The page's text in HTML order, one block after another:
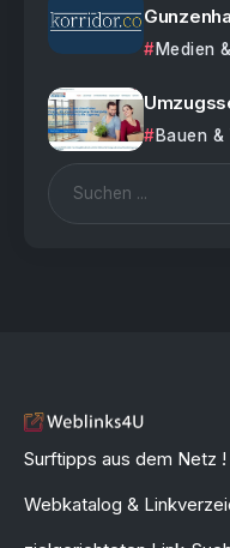
Medien
Bauen &
Surftipps aus dem Netz
Webkatalog &